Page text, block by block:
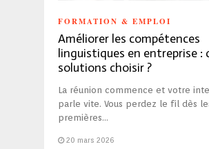
FORMATION & EMPLOI
Améliorer les compétences
linguistiques en entreprise :
solutions choisir ?
La réunion commence et votre
parle vite. Vous perdez le fil dès
premières…
20 mars 2026